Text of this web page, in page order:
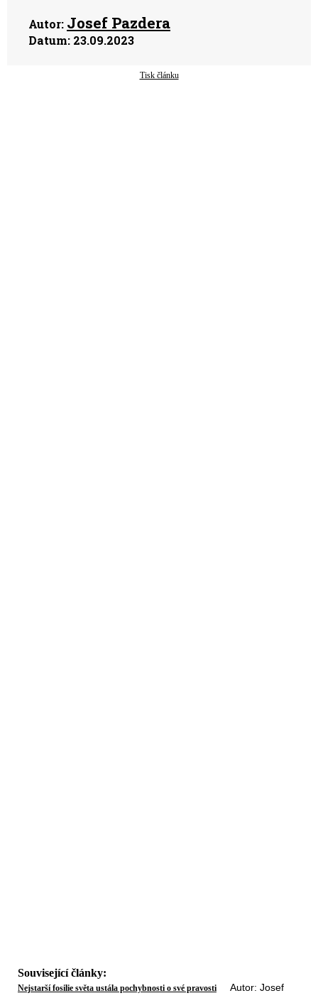
Autor: Josef Pazdera
Datum: 23.09.2023
Tisk článku
Související články:
Nejstarší fosilie světa ustála pochybnosti o své pravosti Autor: Josef